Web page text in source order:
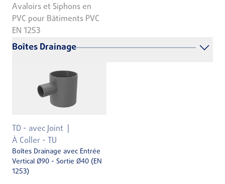
Avaloirs et Siphons en
PVC pour Bâtiments PVC
EN 1253
Boîtes Drainage
TD - avec Joint
À Coller - TU
Boîtes Drainage avec Entrée
Vertical Ø90 - Sortie Ø40 (EN
1253)